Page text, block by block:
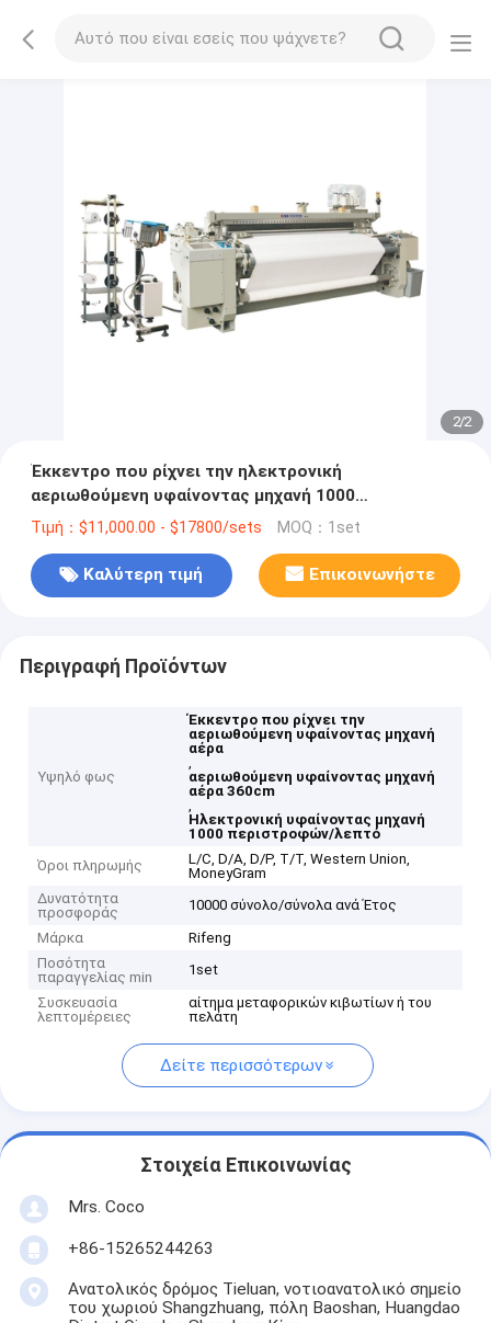
2/2
Έκκεντρο που ρίχνει την ηλεκτρονική
αεριωθούμενη υφαίνοντας μηχανή 1000
περιστροφή/λεπτό 360cm αέρα
Τιμή：$11,000.00 - $17800/sets MOQ：1set
Καλύτερη τιμή Επικοινωνήστε
Περιγραφή Προϊόντων
Υψηλό φως
Έκκεντρο που ρίχνει την
αεριωθούμενη υφαίνοντας μηχανή
αέρα
,
αεριωθούμενη υφαίνοντας μηχανή
αέρα 360cm
,
Ηλεκτρονική υφαίνοντας μηχανή
1000 περιστροφών/λεπτό
Όροι πληρωμής
L/C, D/A, D/P, T/T, Western Union,
MoneyGram
Δυνατότητα
προσφοράς
10000 σύνολο/σύνολα ανά Έτος
Μάρκα
Rifeng
Ποσότητα
παραγγελίας min
1set
Συσκευασία
λεπτομέρειες
αίτημα μεταφορικών κιβωτίων ή του
πελάτη
Δείτε περισσότερων
Στοιχεία Επικοινωνίας
Mrs. Coco
+86-15265244263
Ανατολικός δρόμος Tieluan, νοτιοανατολικό σημείο
του χωριού Shangzhuang, πόλη Baoshan, Huangdao